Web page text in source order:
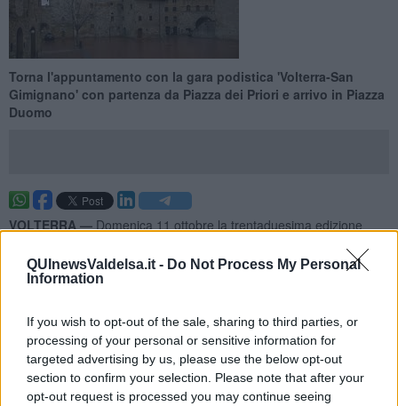
QUInewsValdelsa.it - Do Not Process My Personal
Information
If you wish to opt-out of the sale, sharing to third parties, or
processing of your personal or sensitive information for
targeted advertising by us, please use the below opt-out
section to confirm your selection. Please note that after your
opt-out request is processed you may continue seeing
Torna l'appuntamento con la gara podistica 'Volterra-San
Gimignano' con partenza da Piazza dei Priori e arrivo in Piazza
Duomo
VOLTERRA — Domenica 11 ottobre la trentaduesima edizione
mozzafiato. E’ la “Volterra-San Gimignano”, la corsa lungo i30
chilometriche separano due delle città più caratteristiche della
"Siamo ormai giunti alla 32esima edizione della manifestazione di
cui sono davvero molto orgogliosa – dichiaraFrancesca Tanzini
assessore allo sport del Comune di Volterra - perché ogni anno
richiama molti corridori e semplici appassionati da ogni parte d’Italia
che si lasciano affascinare da paesaggi molto suggestivi".